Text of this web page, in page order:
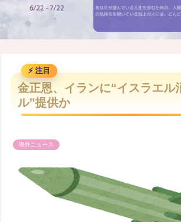
金正恩、イランに“イスラエル
ル”提供か
海外ニュース